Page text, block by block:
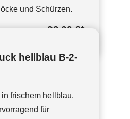
und Schürzen.
39,00 €*
hellblau B-2-
frischem hellblau.
für